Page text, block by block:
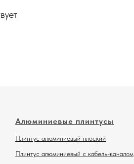
Алюминиевые плинтусы
Плинтус алюминиевый плоский
Плинтус алюминиевый с кабель-каналом